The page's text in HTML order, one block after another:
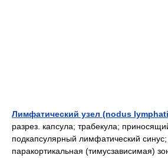
Лимфатический узел (nodus
разрез. капсула; трабекула;
подкапсулярный лимфатический
паракортикальная (тимусзависимая)